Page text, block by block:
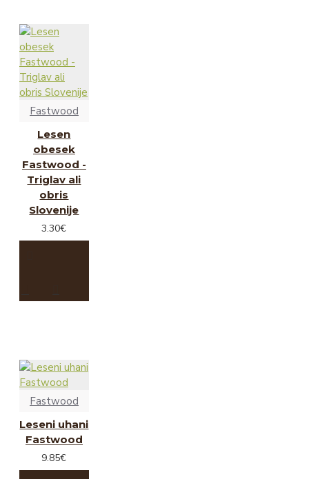
Fastwood
Lesen
obesek
Fastwood -
Triglav ali
obris
Slovenije
3.30€
Fastwood
Leseni uhani
Fastwood
9.85€